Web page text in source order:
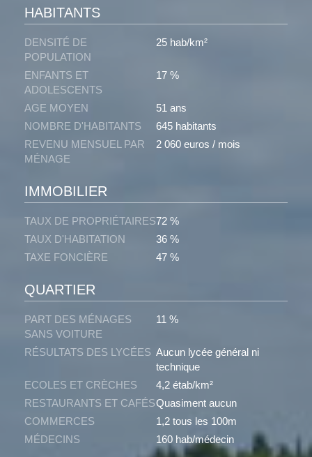
HABITANTS
DENSITÉ DE
POPULATION
25 hab/km²
ENFANTS ET
ADOLESCENTS
17 %
AGE MOYEN
51 ans
NOMBRE D'HABITANTS
645 habitants
REVENU MENSUEL PAR
MÉNAGE
2 060 euros / mois
IMMOBILIER
TAUX DE PROPRIÉTAIRES72 %
TAUX D'HABITATION
36 %
TAXE FONCIÈRE
47 %
QUARTIER
PART DES MÉNAGES
SANS VOITURE
11 %
RÉSULTATS DES LYCÉES Aucun lycée général ni
technique
ECOLES ET CRÈCHES
4,2 étab/km²
RESTAURANTS ET CAFÉSQuasiment aucun
COMMERCES
1,2 tous les 100m
MÉDECINS
160 hab/médecin